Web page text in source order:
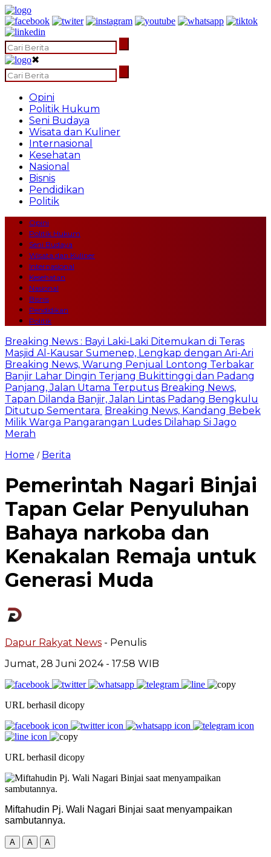
✖
Opini
Politik Hukum
Seni Budaya
Wisata dan Kuliner
Internasional
Kesehatan
Nasional
Bisnis
Pendidikan
Politik
Opini
Politik Hukum
Seni Budaya
Wisata dan Kuliner
Internasional
Kesehatan
Nasional
Bisnis
Pendidikan
Politik
Breaking News : Bayi Laki-Laki Ditemukan di Teras
Masjid Al-Kausar Sumenep, Lengkap dengan Ari-Ari
Breaking News, Warung Penjual Lontong Terbakar
Banjir Lahar Dingin Terjang Bukittinggi dan Padang
Panjang, Jalan Utama Terputus Breaking News,
Tapan Dilanda Banjir, Jalan Lintas Padang Bengkulu
Ditutup Sementara Breaking News, Kandang Bebek
Milik Warga Pangarangan Ludes Dilahap Si Jago
Merah
Home / Berita
Pemerintah Nagari Binjai
Tapan Gelar Penyuluhan
Bahaya narkoba dan
Kenakalan Remaja untuk
Generasi Muda
Dapur Rakyat News - Penulis
Jumat, 28 Juni 2024 - 17:58 WIB
URL berhasil dicopy
URL berhasil dicopy
Miftahudin Pj. Wali Nagari Binjai saat menyampaikan
sambutannya.
A A A